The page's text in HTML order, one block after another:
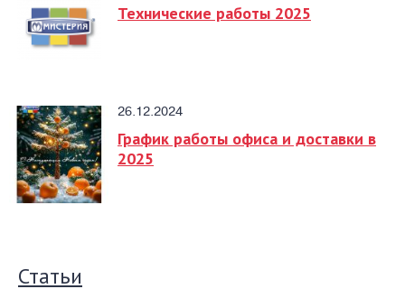
Технические работы 2025
26.12.2024
График работы офиса и доставки в
2025
Статьи